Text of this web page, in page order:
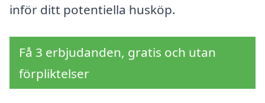
inför ditt potentiella husköp.
Få 3 erbjudanden, gratis och utan
förpliktelser